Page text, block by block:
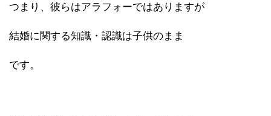
つまり、彼らはアラフォーではありますが
結婚に関する知識・認識は子供のまま
です。